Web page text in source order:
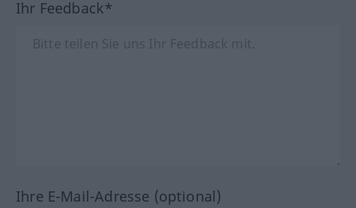
Ihr Feedback*
Ihre E-Mail-Adresse (optional)